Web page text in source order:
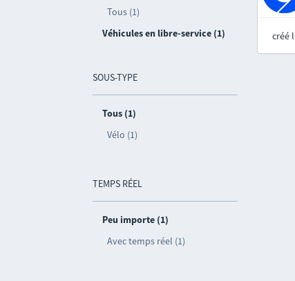
Tous (1)
Véhicules en libre-service (1)
SOUS-TYPE
Tous (1)
Vélo (1)
TEMPS RÉEL
Peu importe (1)
Avec temps réel (1)
créé